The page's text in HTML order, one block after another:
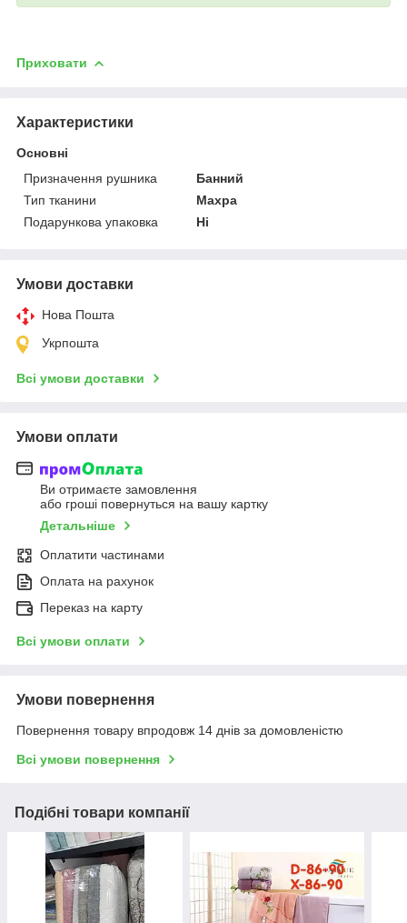
Приховати
Характеристики
Основні
Призначення рушника
Банний
Тип тканини
Махра
Подарункова упаковка
Ні
Умови доставки
Нова Пошта
Укрпошта
Всі умови доставки
Умови оплати
Ви отримаєте замовлення
або гроші повернуться на вашу картку
Детальніше
Оплатити частинами
Оплата на рахунок
Переказ на карту
Всі умови оплати
Умови повернення
Повернення товару впродовж 14 днів за домовленістю
Всі умови повернення
Подібні товари компанії